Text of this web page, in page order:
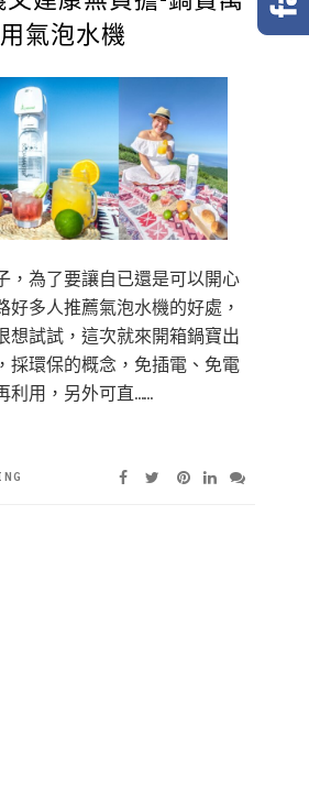
用氣泡水機
，為了要讓自已還是可以開心
好多人推薦氣泡水機的好處，
想試試，這次就來開箱鍋寶出
採環保的概念，免插電、免電
利用，另外可直……